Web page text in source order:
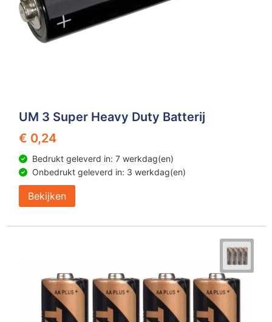
UM 3 Super Heavy Duty Batterij
€ 0,24
Bedrukt geleverd in: 7 werkdag(en)
Onbedrukt geleverd in: 3 werkdag(en)
Bekijken